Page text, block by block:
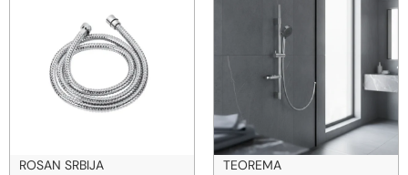
TEOREMA
HANSGROHE